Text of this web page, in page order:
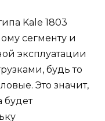
Kale 1803
сегменту и
эксплуатации
будь то
Это значит,
будет